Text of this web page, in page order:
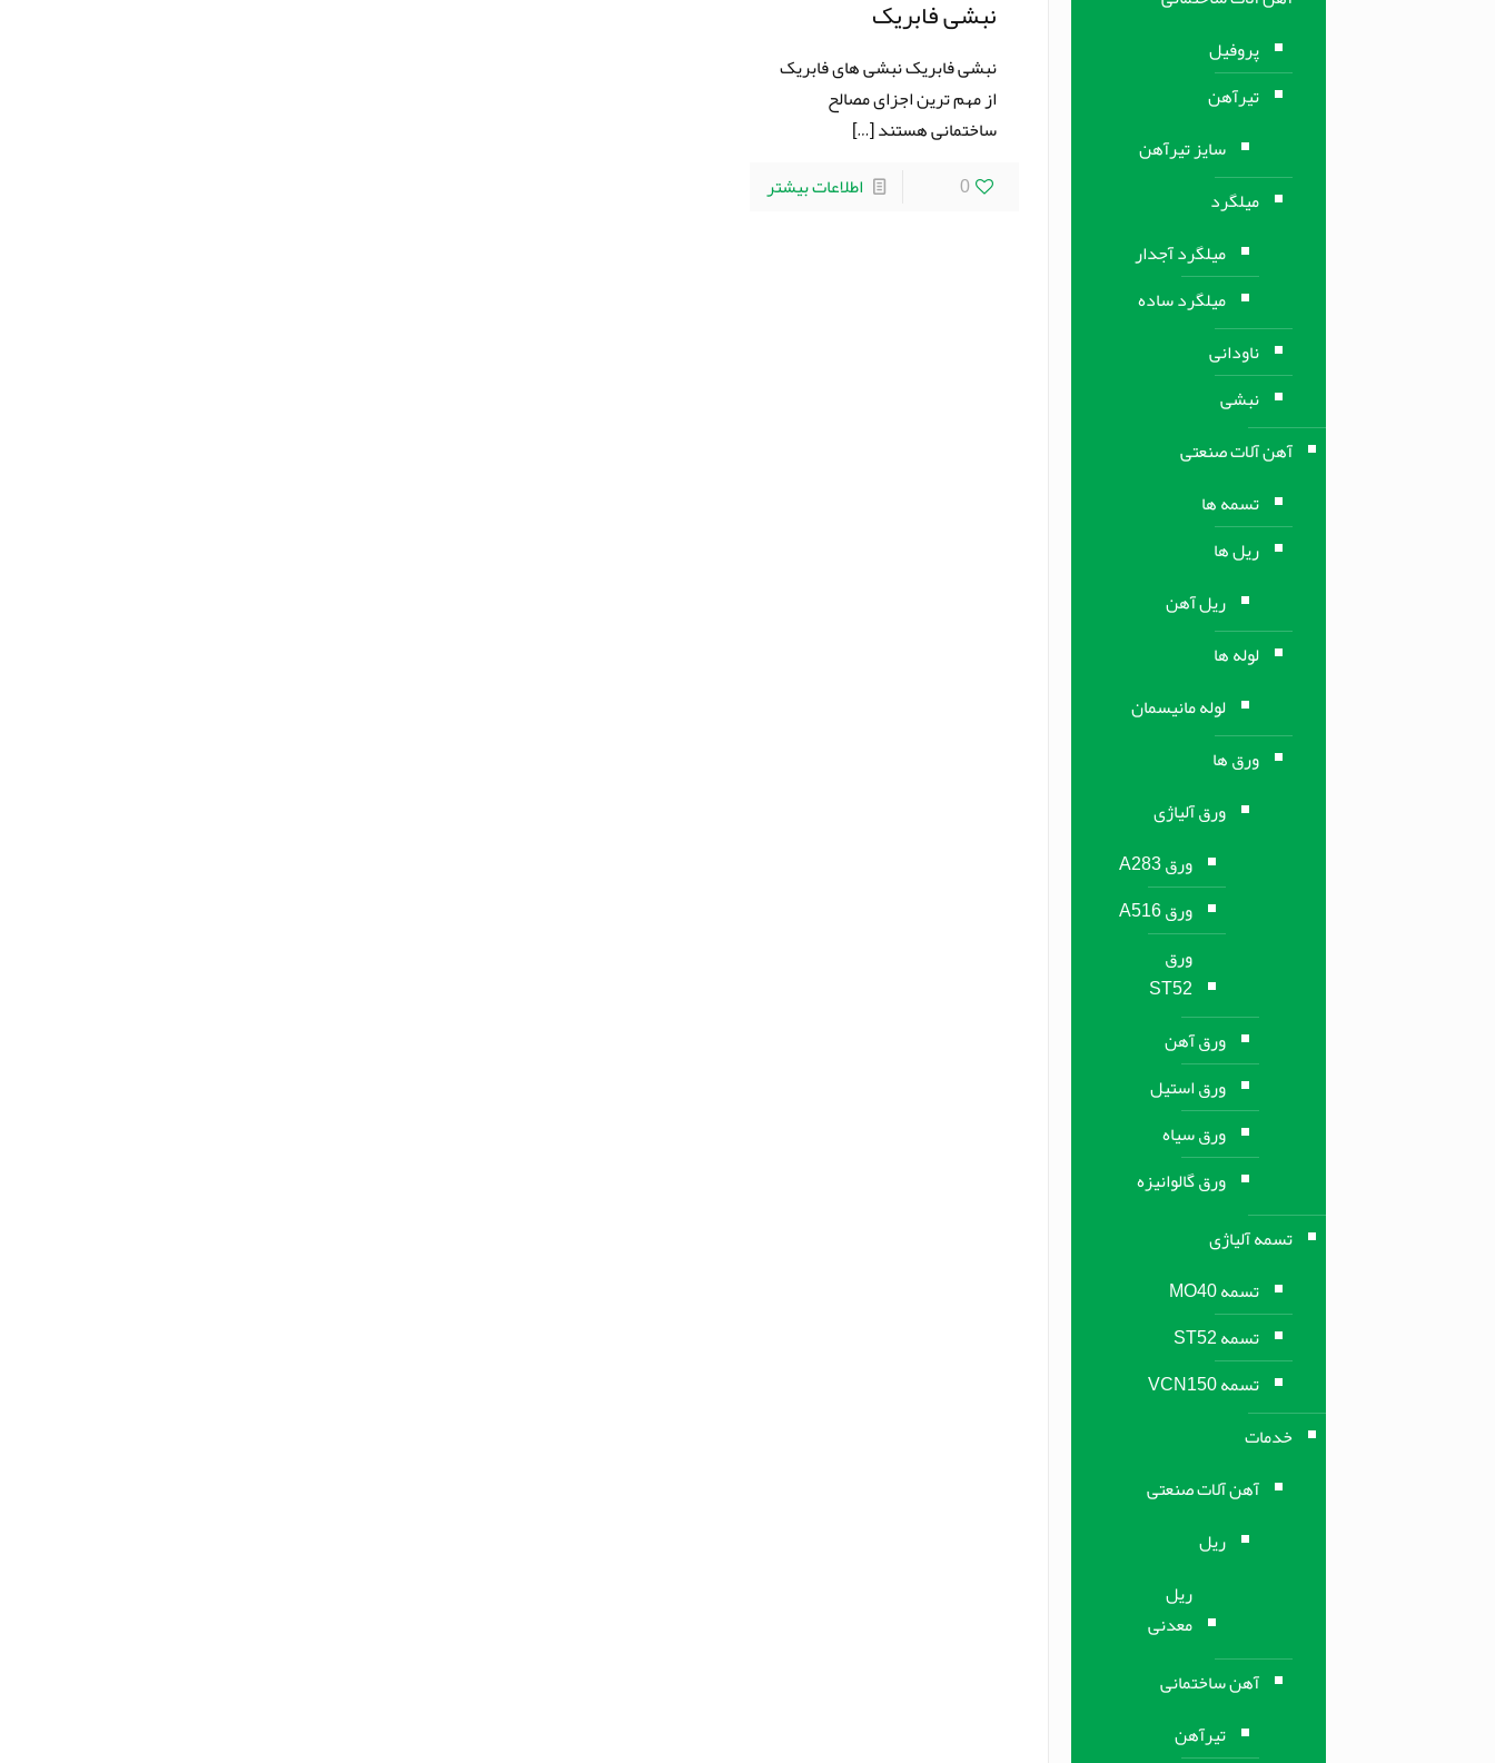
نبشی فابریک
نبشی فابریک نبشی های فابریک
از مهم ترین اجزای مصالح
ساختمانی هستند[…]
0
اطلاعات بیشتر
پروفیل
تیرآهن
سایز تیرآهن
میلگرد
میلگرد آجدار
میلگرد ساده
ناودانی
نبشی
آهن آلات صنعتی
تسمه ها
ریل ها
ریل آهن
لوله ها
لوله مانیسمان
ورق ها
ورق آلیاژی
ورق A283
ورق A516
ورق
ST52
ورق آهن
ورق استیل
ورق سیاه
ورق گالوانیزه
تسمه آلیاژی
تسمه MO40
تسمه ST52
تسمه VCN150
خدمات
آهن آلات صنعتی
ریل
ریل
معدنی
آهن ساختمانی
تیرآهن